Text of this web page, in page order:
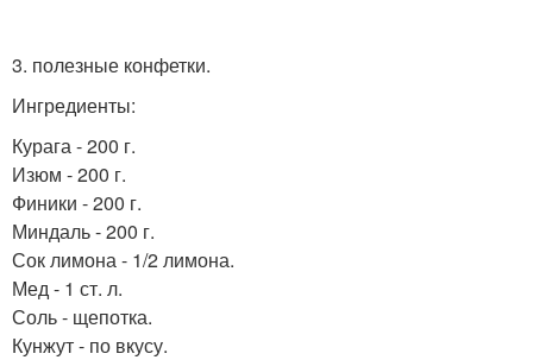
3. полезные конфетки.
Ингредиенты:
Курага - 200 г.
Изюм - 200 г.
Финики - 200 г.
Миндаль - 200 г.
Сок лимона - 1/2 лимона.
Мед - 1 ст. л.
Соль - щепотка.
Кунжут - по вкусу.